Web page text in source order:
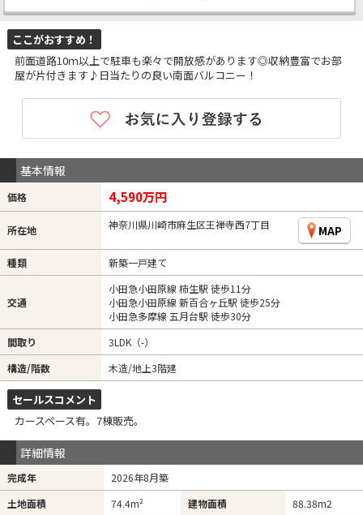
ここがおすすめ！
前面道路10ｍ以上で駐車も楽々で開放感があります◎収納豊富でお部
屋が片付きます♪日当たりの良い南面バルコニー！
基本情報
価格 4,590万円
所在地 神奈川県川崎市麻生区王禅寺西7丁目 MAP
種類 新築一戸建て
交通
小田急小田原線 柿生駅 徒歩11分
小田急小田原線 新百合ヶ丘駅 徒歩25分
小田急多摩線 五月台駅 徒歩30分
間取り
3LDK（-）
構造/階数
木造/地上3階建
セールスコメント
カースペース有。7棟販売。
詳細情報
完成年
2026年8月築
土地面積
74.4m² 建物面積 88.38m2